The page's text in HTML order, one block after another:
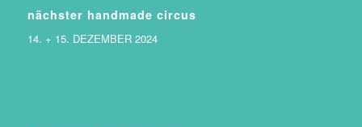
nächster handmade circus
14. + 15. DEZEMBER 2024